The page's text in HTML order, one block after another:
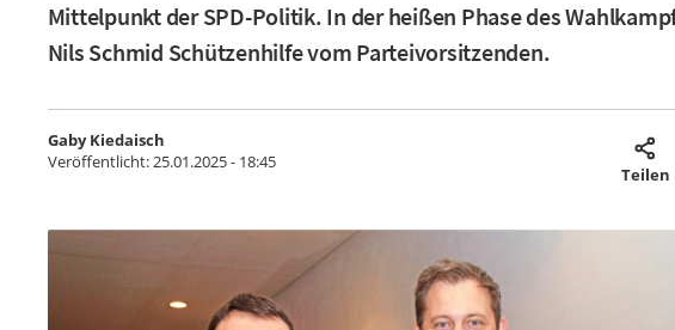
Mittelpunkt der SPD-Politik. In der heißen Phase des
Nils Schmid Schützenhilfe vom Parteivorsitzenden.
Gaby Kiedaisch
Veröffentlicht:25.01.2025 - 18:45
Teilen